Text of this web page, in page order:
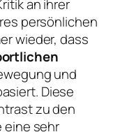
an ihrer
persönlichen
wieder, dass
und
Diese
zu den
eine sehr